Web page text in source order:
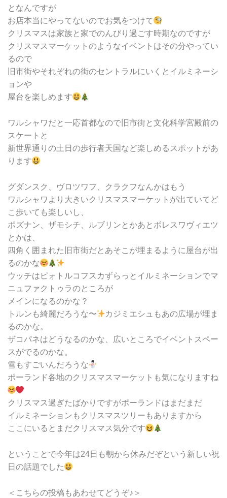
となんですが
お店本当にやってないのでお気をつけて
クリスマスは家族と家でのんびり過ごす時期なのですが
クリスマスマーケットのようなイベントはその分やってい
るので
旧市街やそれぞれの街のセントラルにいくとイルミネーシ
ョンや
屋台を楽しめます
ワルシャワだと一応首都なので旧市街と文化科学宮殿前の
スケートと
新世界通りの土日の歩行者天国など楽しめるスポットがあ
ります
グダンスク、ヴロツワフ、クラクフなんかはもう
ワルシャワより大きいクリスマスマーケットが出ていてど
こ歩いても楽しいし、
ポズナン、ザモシチ、ルブリンとかあとボレスワヴィエツ
とかは、
四角く囲まれた旧市街だとあそこが埋まるように屋台が出
るのかな
ウッチはピォトルコフスカずらっとイルミネーションでマ
ニュファクトゥラのところが
メインになるのかな？
トルンも綺麗だろうな〜
カジミエシュもあの広場が埋ま
るのかな。
ザコパネはどうなるのかな、広いところでイベントスペー
スがでるのかな。
雪もすごいんだろうな
ポーランド各地のクリスマスマーケットも気になりますね
クリスマス過ぎたばかりですがポーランドはまだまだ
イルミネーションもクリスマスツリーもありますから
ここにいるとまだクリスマス気分です
ということで今年は24日も朝から休みだぞという新しい祝
日の話題でした
＜こちらの投稿もあわせてどうぞ♪＞